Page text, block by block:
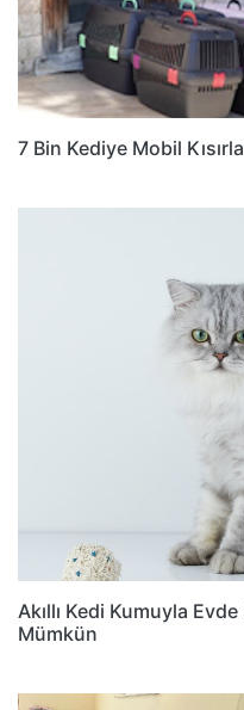
7 Bin Kediye Mobil
Akıllı Kedi Kumuyla
Mümkün